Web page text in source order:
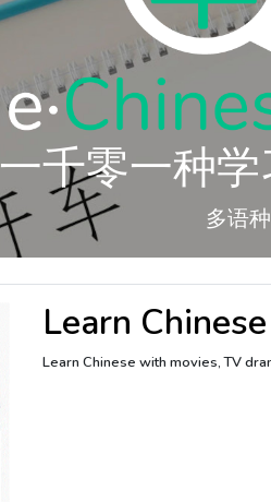
一千零一种
多语
Learn
Learn Chinese with movies, TV